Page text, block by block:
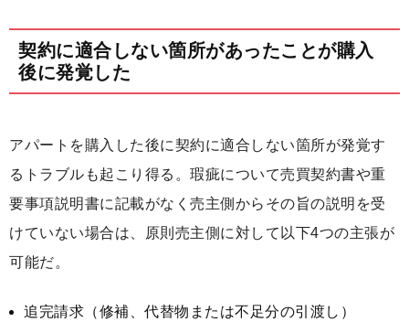
契約に適合しない箇所があったことが購入
後に発覚した
アパートを購入した後に契約に適合しない箇所が発覚す
るトラブルも起こり得る。瑕疵について売買契約書や重
要事項説明書に記載がなく売主側からその旨の説明を受
けていない場合は、原則売主側に対して以下4つの主張が
可能だ。
追完請求（修補、代替物または不足分の引渡し）